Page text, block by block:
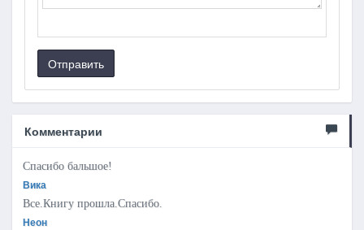
Отправить
Комментарии
Спасибо бальшое!
Вика
Все.Книгу прошла.Спасибо.
Неон